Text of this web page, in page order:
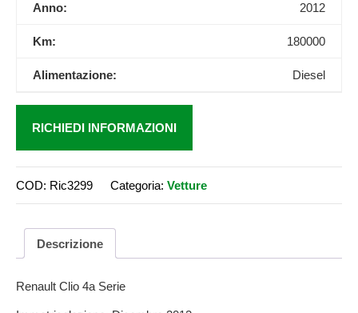
Anno: 2012
Km: 180000
Alimentazione: Diesel
RICHIEDI INFORMAZIONI
COD: Ric3299 Categoria: Vetture
Descrizione
Renault Clio 4a Serie